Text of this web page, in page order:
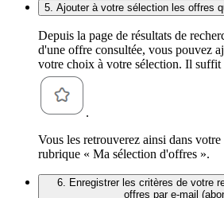
5. Ajouter à votre sélection les offres
Depuis la page de résultats de
d'une offre consultée, vous pouvez
votre choix à votre sélection. Il
.
Vous les retrouverez ainsi dans votre
rubrique « Ma sélection d'offres ».
6. Enregistrer les critères de votre
offres par e-mail